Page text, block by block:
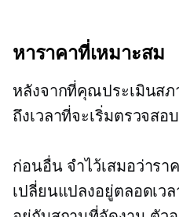
หาราคาที่เหมาะสม
หลังจากที่คุณประเมินส
ถึงเวลาที่จะเริ่มตรวจส
ก่อนอื่น จำไว้เสมอว่ารา
เปลี่ยนแปลงอยู่ตลอดเว